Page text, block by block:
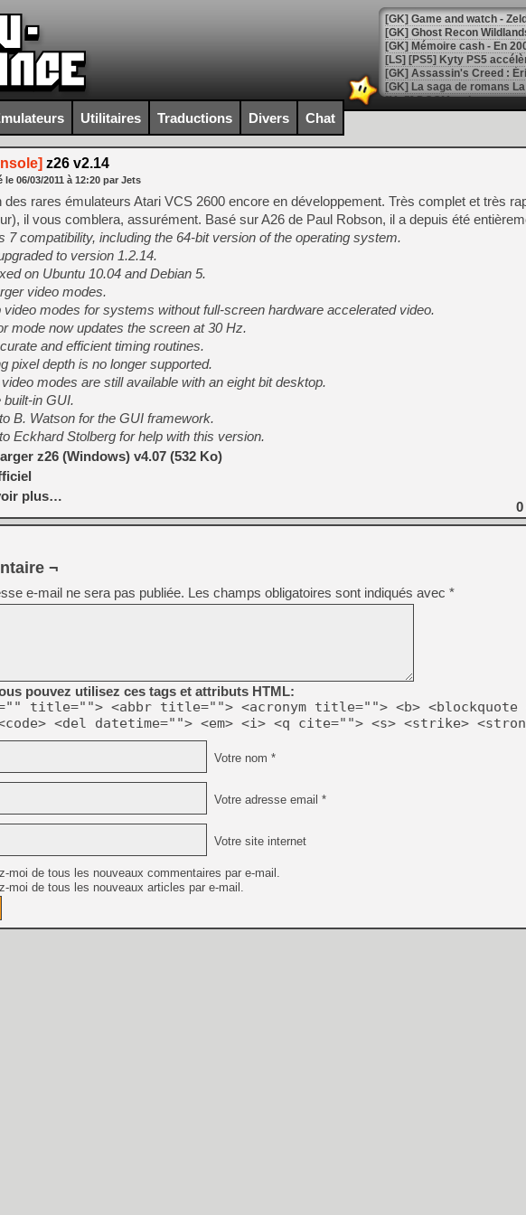
[Mo5] DOOM arrive en
[GK] Bethesda fête les 30
[GK] Roblox : l'action en
[GK] Agenda - GeForce
[GK] Devolver Digital en a
[LS] [PS5] ps5-y2jb-
[GK] Pourquoi Marvel
[GK] Test : Restory : Chill
[GK] GTA 6 : Rockstar
[GK] Hot Wheels Infinite
[GK] Mémoire cash -
[GK] Résultats Nintendo :
[GK] Déjà des
[Mo5] Brickboy cherche à
[GK] Minecraft et ses «
[GK] Beast of
[GK] Ubisoft : fin de partie
[GK] Mémoire cash -
[GK] Dan Houser (GTA)
[GK] Comment EA Sports
[GK] Crimson Moon : un
[GK] Isle of Reveries : le
[GK] Moonlighter 2 : The
[GK] Capcom relance
[Mo5] Deux inédits du
[GK] Le beat'em up The
[GK] Endless Legend 2 :
[LS] [PS5] Premiers
Utilitaires Traductions Divers Chat
z26 v2.14
le 06/03/2011 à 12:20 par Jets
des rares émulateurs Atari VCS 2600 encore en développement. Très complet et très
il vous comblera, assurément. Basé sur A26 de Paul Robson, il a depuis été
7 compatibility, including the 64-bit version of the operating system.
to version 1.2.14.
on Ubuntu 10.04 and Debian 5.
video modes.
video modes for systems without full-screen hardware accelerated video.
mode now updates the screen at 30 Hz.
and efficient timing routines.
pixel depth is no longer supported.
modes are still available with an eight bit desktop.
built-in GUI.
B. Watson for the GUI framework.
Eckhard Stolberg for help with this version.
z26 (Windows) v4.07 (532 Ko)
plus…
0
¬
e-mail ne sera pas publiée. Les champs obligatoires sont indiqués avec *
pouvez utilisez ces tags et attributs HTML:
title=""> <abbr title=""> <acronym title=""> <b> <blockquote
<del datetime=""> <em> <i> <q cite=""> <s> <strike>
Votre nom *
Votre adresse email *
Votre site internet
moi de tous les nouveaux commentaires par e-mail.
moi de tous les nouveaux articles par e-mail.